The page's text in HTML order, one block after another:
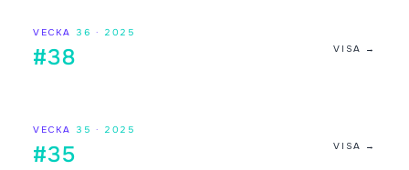
VECKA 36 · 2025
#38 VISA →
VECKA 35 · 2025
#35 VISA →